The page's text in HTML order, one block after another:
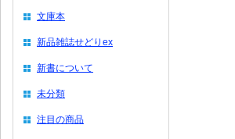
文庫本
新品雑誌せどりex
新書について
未分類
注目の商品